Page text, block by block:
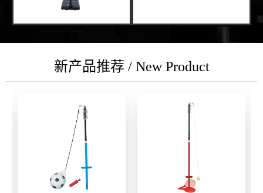
新产品推荐 / New Product